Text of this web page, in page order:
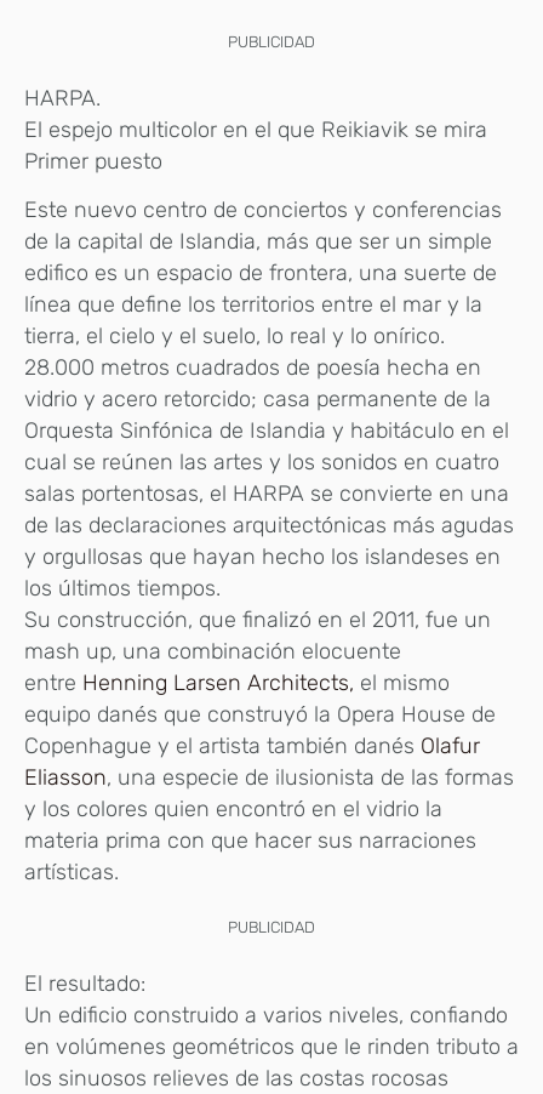
PUBLICIDAD
HARPA.
El espejo multicolor en el que Reikiavik se mira
Primer puesto
Este nuevo centro de conciertos y conferencias
de la capital de Islandia, más que ser un simple
edifico es un espacio de frontera, una suerte de
línea que define los territorios entre el mar y la
tierra, el cielo y el suelo, lo real y lo onírico.
28.000 metros cuadrados de poesía hecha en
vidrio y acero retorcido; casa permanente de la
Orquesta Sinfónica de Islandia y habitáculo en el
cual se reúnen las artes y los sonidos en cuatro
salas portentosas, el HARPA se convierte en una
de las declaraciones arquitectónicas más agudas
y orgullosas que hayan hecho los islandeses en
los últimos tiempos.
Su construcción, que finalizó en el 2011, fue un
mash up, una combinación elocuente
entre Henning Larsen Architects, el mismo
equipo danés que construyó la Opera House de
Copenhague y el artista también danés Olafur
Eliasson, una especie de ilusionista de las formas
y los colores quien encontró en el vidrio la
materia prima con que hacer sus narraciones
artísticas.
PUBLICIDAD
El resultado:
Un edificio construido a varios niveles, confiando
en volúmenes geométricos que le rinden tributo a
los sinuosos relieves de las costas rocosas